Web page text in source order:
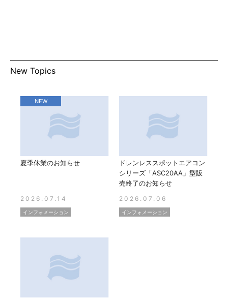
New Topics
NEW
夏季休業のお知らせ
2026.07.14
インフォメーション
ドレンレススポットエアコン
シリーズ「ASC20AA」型販
売終了のお知らせ
2026.07.06
インフォメーション